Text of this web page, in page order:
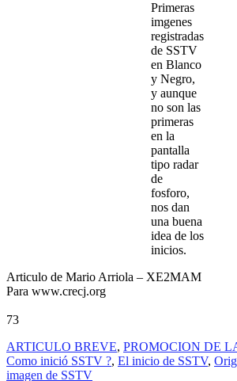
Primeras
imgenes
registradas
de SSTV
en Blanco
y Negro,
y aunque
no son las
primeras
en la
pantalla
tipo radar
de
fosforo,
nos dan
una buena
idea de los
inicios.
Articulo de Mario Arriola – XE2MAM
Para www.crecj.org
73
ARTICULO BREVE, PROMOCION DE
Como inició SSTV ?, El inicio de SSTV,
imagen de SSTV